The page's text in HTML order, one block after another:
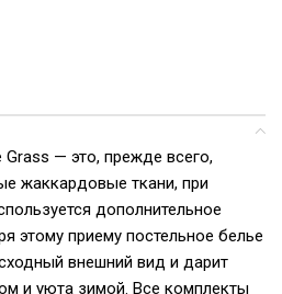
— это, прежде всего,
жаккардовые ткани, при
дополнительное
этому приему постельное белье
внешний вид и дарит
и уюта зимой. Все комплекты